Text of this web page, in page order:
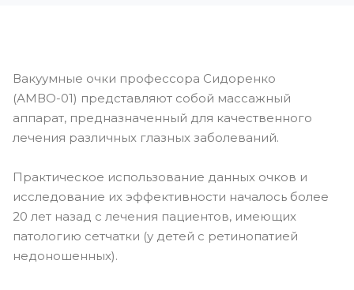
Вакуумные очки профессора Сидоренко
(АМВО-01) представляют собой массажный
аппарат, предназначенный для качественного
лечения различных глазных заболеваний.
Практическое использование данных очков и
исследование их эффективности началось более
20 лет назад с лечения пациентов, имеющих
патологию сетчатки (у детей с ретинопатией
недоношенных).